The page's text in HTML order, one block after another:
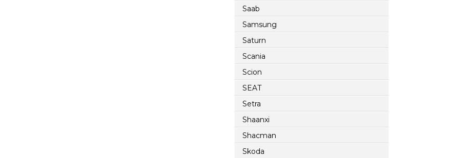
Saab
Samsung
Saturn
Scania
Scion
SEAT
Setra
Shaanxi
Shacman
Skoda